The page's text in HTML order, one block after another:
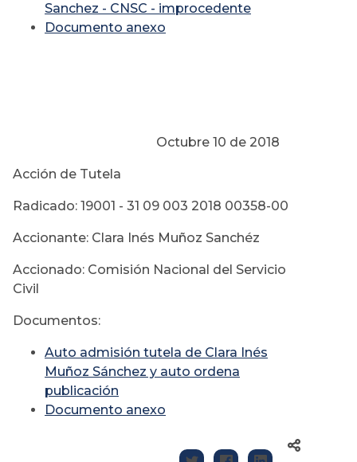
Sanchez - CNSC - improcedente
Documento anexo
Octubre 10 de 2018
Acción de Tutela
Radicado: 19001 - 31 09 003 2018 00358-00
Accionante: Clara Inés Muñoz Sanchéz
Accionado: Comisión Nacional del Servicio
Civil
Documentos:
Auto admisión tutela de Clara Inés
Muñoz Sánchez y auto ordena
publicación
Documento anexo